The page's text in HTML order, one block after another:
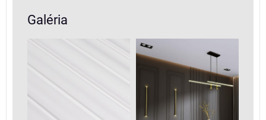
Galéria